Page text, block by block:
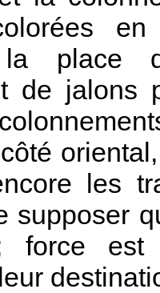
la place
de jalons
les
supposer
force est